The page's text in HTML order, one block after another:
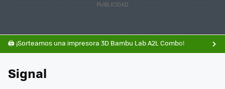
🖨️ ¡Sorteamos una impresora 3D Bambu Lab A2L Combo!
Signal